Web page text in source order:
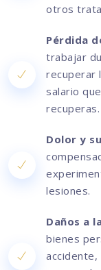
otros
Pérdida
trabajar
recuperar
salario
recuperas.
Dolor y
lesiones.
Daños a
bienes